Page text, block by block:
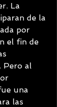
La
de la
por
el fin de
Pero al
una
las